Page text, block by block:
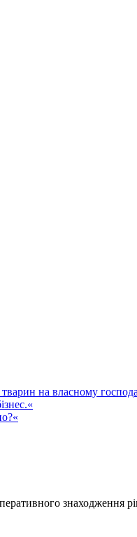
на власному
знаходження